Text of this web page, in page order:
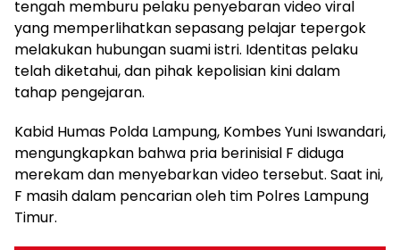
tengah memburu pelaku penyebaran video viral
yang memperlihatkan sepasang pelajar tepergok
melakukan hubungan suami istri. Identitas pelaku
telah diketahui, dan pihak kepolisian kini dalam
tahap pengejaran.
Kabid Humas Polda Lampung, Kombes Yuni Iswandari,
mengungkapkan bahwa pria berinisial F diduga
merekam dan menyebarkan video tersebut. Saat ini,
F masih dalam pencarian oleh tim Polres Lampung
Timur.